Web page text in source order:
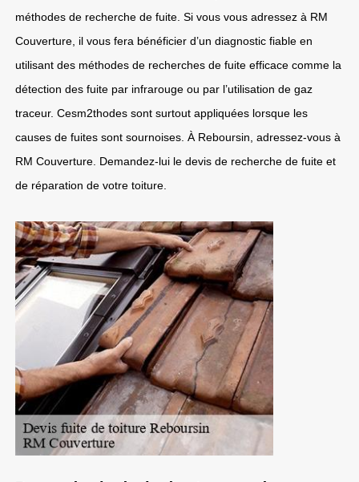
méthodes de recherche de fuite. Si vous vous adressez à RM
Couverture, il vous fera bénéficier d’un diagnostic fiable en
utilisant des méthodes de recherches de fuite efficace comme la
détection des fuite par infrarouge ou par l’utilisation de gaz
traceur. Cesm2thodes sont surtout appliquées lorsque les
causes de fuites sont sournoises. À Reboursin, adressez-vous à
RM Couverture. Demandez-lui le devis de recherche de fuite et
de réparation de votre toiture.